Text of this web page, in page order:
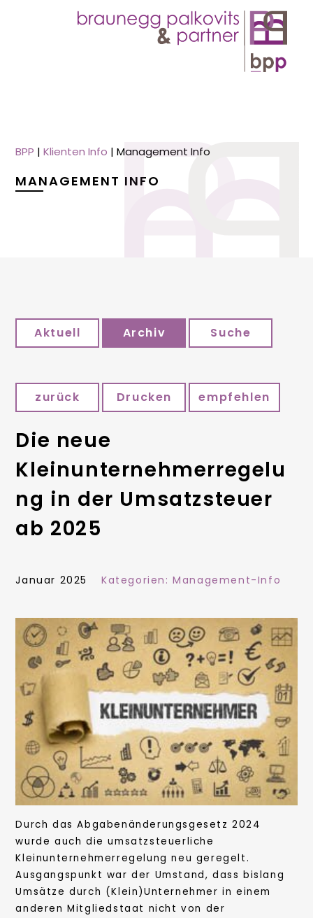
BPP |Klienten Info |Management Info
MANAGEMENT INFO
Aktuell Archiv Suche
zurück Drucken empfehlen
Die neue
Kleinunternehmerregelu
ng in der Umsatzsteuer
ab 2025
Januar 2025 Kategorien:Management-Info
Durch das Abgabenänderungsgesetz 2024
wurde auch die umsatzsteuerliche
Kleinunternehmerregelung neu geregelt.
Ausgangspunkt war der Umstand, dass bislang
Umsätze durch (Klein)Unternehmer in einem
anderen Mitgliedstaat nicht von der